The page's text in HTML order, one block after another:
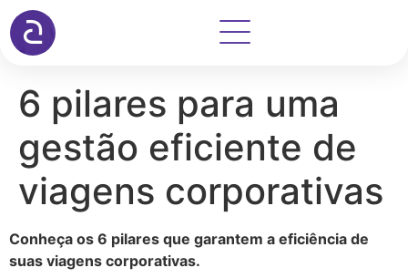
6 pilares para uma
gestão eficiente de
viagens corporativas
Conheça os 6 pilares que garantem a eficiência de
suas viagens corporativas.